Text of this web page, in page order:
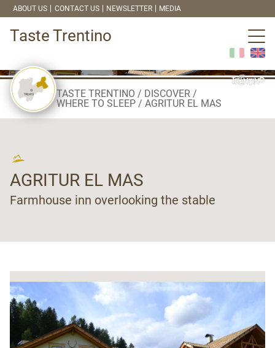
ABOUT US CONTACT US NEWSLETTER MEDIA
Taste Trentino
TASTE TRENTINO
DISCOVER
WHERE TO SLEEP
AGRITUR EL MAS
AGRITUR EL MAS
Farmhouse inn overlooking the stable